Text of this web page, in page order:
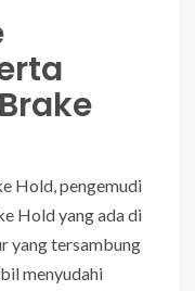
Hold, pengemudi
Hold yang ada di
yang tersambung
menyudahi